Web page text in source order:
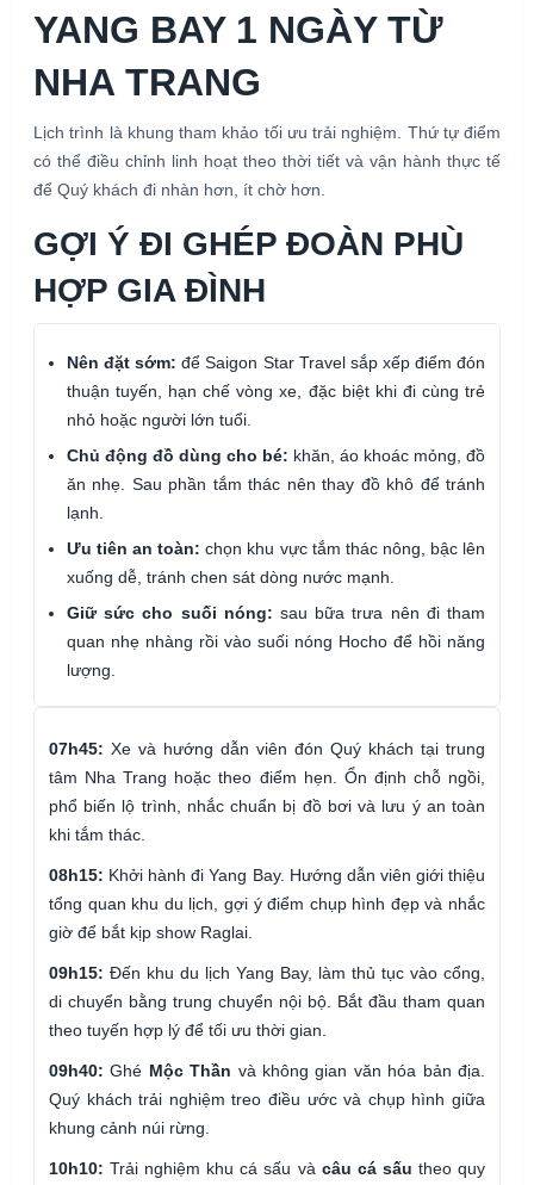
YANG BAY 1 NGÀY TỪ
NHA TRANG
Lịch trình là khung tham khảo tối ưu trải nghiệm. Thứ tự điểm
có thể điều chỉnh linh hoạt theo thời tiết và vận hành thực tế
để Quý khách đi nhàn hơn, ít chờ hơn.
GỢI Ý ĐI GHÉP ĐOÀN PHÙ
HỢP GIA ĐÌNH
Nên đặt sớm: để Saigon Star Travel sắp xếp điểm đón
thuận tuyến, hạn chế vòng xe, đặc biệt khi đi cùng trẻ
nhỏ hoặc người lớn tuổi.
Chủ động đồ dùng cho bé: khăn, áo khoác mỏng, đồ
ăn nhẹ. Sau phần tắm thác nên thay đồ khô để tránh
lạnh.
Ưu tiên an toàn: chọn khu vực tắm thác nông, bậc lên
xuống dễ, tránh chen sát dòng nước mạnh.
Giữ sức cho suối nóng: sau bữa trưa nên đi tham
quan nhẹ nhàng rồi vào suối nóng Hocho để hồi năng
lượng.
07h45: Xe và hướng dẫn viên đón Quý khách tại trung
tâm Nha Trang hoặc theo điểm hẹn. Ổn định chỗ ngồi,
phổ biến lộ trình, nhắc chuẩn bị đồ bơi và lưu ý an toàn
khi tắm thác.
08h15: Khởi hành đi Yang Bay. Hướng dẫn viên giới thiệu
tổng quan khu du lịch, gợi ý điểm chụp hình đẹp và nhắc
giờ để bắt kịp show Raglai.
09h15: Đến khu du lịch Yang Bay, làm thủ tục vào cổng,
di chuyển bằng trung chuyển nội bộ. Bắt đầu tham quan
theo tuyến hợp lý để tối ưu thời gian.
09h40: Ghé Mộc Thần và không gian văn hóa bản địa.
Quý khách trải nghiệm treo điều ước và chụp hình giữa
khung cảnh núi rừng.
10h10: Trải nghiệm khu cá sấu và câu cá sấu theo quy